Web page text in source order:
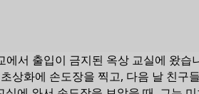
에서 출입이 금지된 옥상 교실에 왔습
상화에 손도장을 찍고, 다음 날 친구